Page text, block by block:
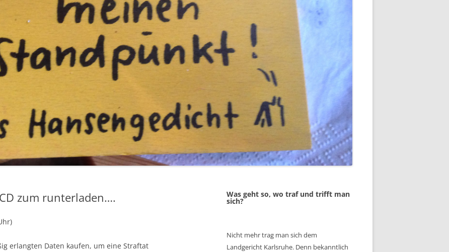
zum runterladen….
erlangten Daten kaufen, um eine Straftat
Was geht so, wo traf und trifft man
sich?
Nicht mehr trag man sich dem
Landgericht Karlsruhe. Denn bekanntlich